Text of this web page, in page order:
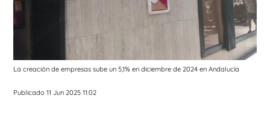
La creación de empresas sube un 5,1% en diciembre de 2024 en Andalucía
Publicado 11 Jun 2025 11:02